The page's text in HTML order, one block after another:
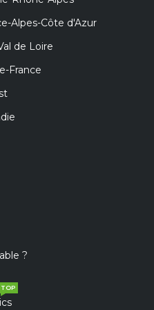
Alpes-Côte d'Azur
de Loire
France
?
TOP